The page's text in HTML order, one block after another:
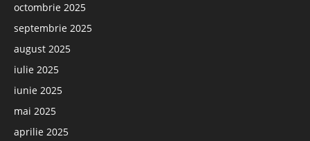
octombrie 2025
septembrie 2025
august 2025
iulie 2025
iunie 2025
mai 2025
aprilie 2025